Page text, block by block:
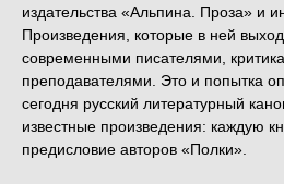
издательства «Альпина. Проза» и
Произведения, которые в ней
современными писателями,
преподавателями. Это и попытка
сегодня русский литературный
известные произведения: каждую
предисловие авторов «Полки».